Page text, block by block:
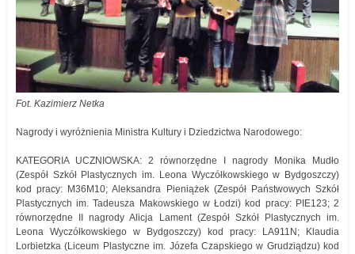
Fot. Kazimierz Netka
Nagrody i wyróżnienia Ministra Kultury i Dziedzictwa Narodowego:
KATEGORIA UCZNIOWSKA: 2 równorzędne I nagrody Monika Mudło
(Zespół Szkół Plastycznych im. Leona Wyczółkowskiego w Bydgoszczy)
kod pracy: M36M10; Aleksandra Pieniążek (Zespół Państwowych Szkół
Plastycznych im. Tadeusza Makowskiego w Łodzi) kod pracy: PIE123; 2
równorzędne II nagrody Alicja Lament (Zespół Szkół Plastycznych im.
Leona Wyczółkowskiego w Bydgoszczy) kod pracy: LA911N; Klaudia
Lorbietzka (Liceum Plastyczne im. Józefa Czapskiego w Grudziądzu) kod